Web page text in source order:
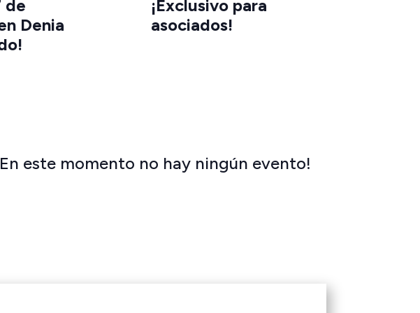
de
Denia
¡Exclusivo para
asociados!
este momento no hay ningún evento!